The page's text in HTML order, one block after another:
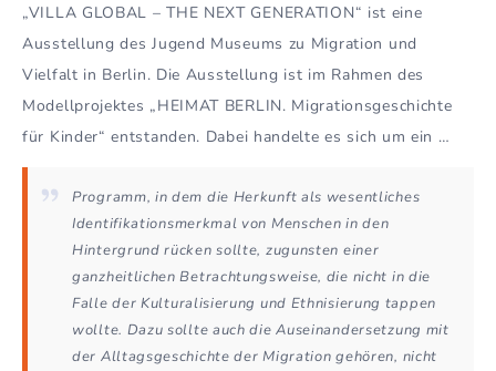
„VILLA GLOBAL – THE NEXT GENERATION“ ist eine
Ausstellung des Jugend Museums zu Migration und
Vielfalt in Berlin. Die Ausstellung ist im Rahmen des
Modellprojektes „HEIMAT BERLIN. Migrationsgeschichte
für Kinder“ entstanden. Dabei handelte es sich um ein …
Programm, in dem die Herkunft als wesentliches
Identifikationsmerkmal von Menschen in den
Hintergrund rücken sollte, zugunsten einer
ganzheitlichen Betrachtungsweise, die nicht in die
Falle der Kulturalisierung und Ethnisierung tappen
wollte. Dazu sollte auch die Auseinandersetzung mit
der Alltagsgeschichte der Migration gehören, nicht